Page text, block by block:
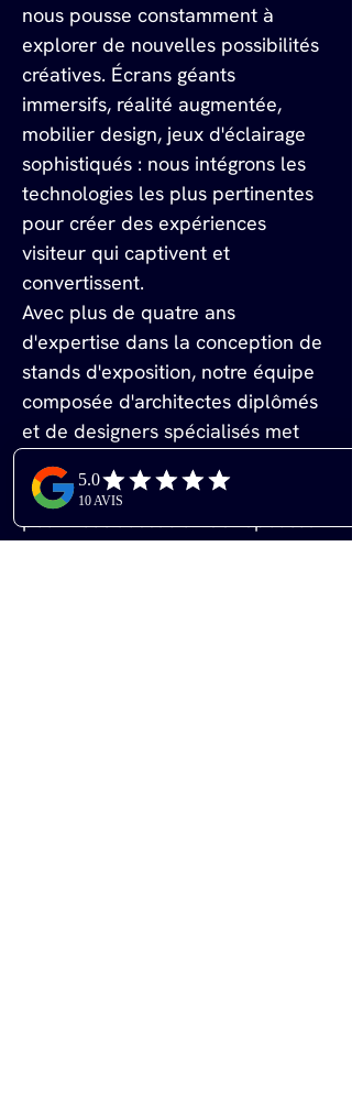
nous pousse constamment à
explorer de nouvelles possibilités
créatives. Écrans géants
immersifs, réalité augmentée,
mobilier design, jeux d'éclairage
sophistiqués : nous intégrons les
technologies les plus pertinentes
pour créer des expériences
visiteur qui captivent et
convertissent.
Avec plus de quatre ans
d'expertise dans la conception de
stands d'exposition, notre équipe
composée d'architectes diplômés
et de designers spécialisés met
son savoir-faire au service de
votre succès. Chaque projet est
pour nous l'occasion de repousser